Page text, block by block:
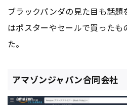
ブラックパンダの見た目も話
はポスターやセールで買った
た。
アマゾンジャパン合同会社